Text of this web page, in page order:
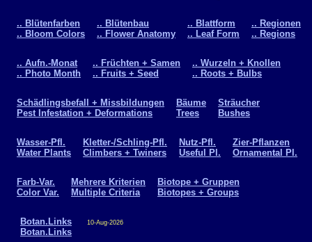
.. Blütenfarben
.. Bloom Colors
.. Blütenbau
.. Flower Anatomy
.. Blattform
.. Leaf Form
.. Regionen
.. Regions
.. Aufn.-Monat
.. Photo Month
.. Früchten + Samen
.. Fruits + Seed
.. Wurzeln + Knollen
.. Roots + Bulbs
Schädlingsbefall + Missbildungen
Pest Infestation + Deformations
Bäume
Trees
Sträucher
Bushes
Wasser-Pfl.
Water Plants
Kletter-/Schling-Pfl.
Climbers + Twiners
Nutz-Pfl.
Useful Pl.
Zier-Pflanzen
Ornamental Pl.
Farb-Var.
Color Var.
Mehrere Kriterien
Multiple Criteria
Biotope + Gruppen
Biotopes + Groups
Botan.Links
Botan.Links
10-Aug-2026